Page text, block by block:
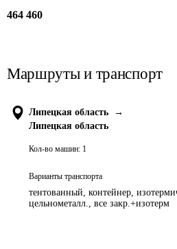
464 460
Маршруты и транспорт
Липецкая область
→
Липецкая область
Кол-во машин: 1
Варианты транспорта
тентованный, контейнер,
цельнометалл., все закр.+изотерм